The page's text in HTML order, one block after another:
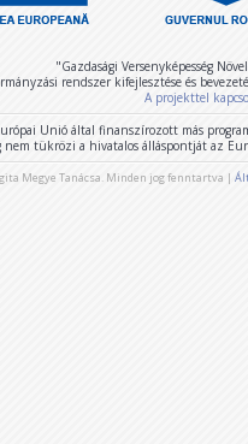
"Gazdasági Versenyképesség
rendszer kifejlesztése és
A projekttel
Unió által finanszírozott más
nem tükrözi a hivatalos álláspontját az
Megye Tanácsa. Minden jog fenntartva |